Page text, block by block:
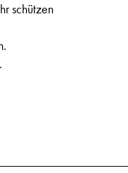
schützen